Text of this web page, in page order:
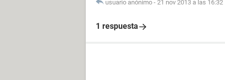
usuario anónimo - 21 nov 2013 a las 16:32
1 respuesta